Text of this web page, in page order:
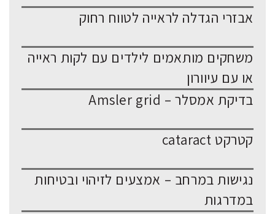
אבזרי הגדלה לראייה לטווח רחוק
משחקים מותאמים לילדים עם לקות ראייה
או עם עיוורון
בדיקת אמסלר – Amsler grid
קטרקט cataract
נגישות במרחב – אמצעים לזיהוי ובטיחות
במדרגות